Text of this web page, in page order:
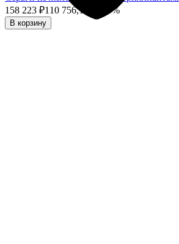
158 223 ₽110 756,10 - 30%
В корзину